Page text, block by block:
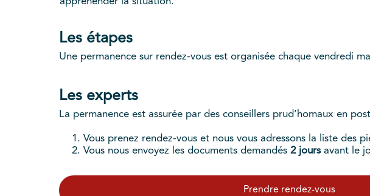
Les étapes
Une permanence sur rendez-vous est organisée chaque vendredi
Les experts
La permanence est assurée par des conseillers prud’homaux en
Vous prenez rendez-vous et nous vous adressons la liste des
Vous nous envoyez les documents demandés 2 jours avant le
Prendre rendez-vous